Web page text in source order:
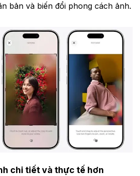
bản và biến đổi phong cách ảnh.
chi tiết và thực tế hơn